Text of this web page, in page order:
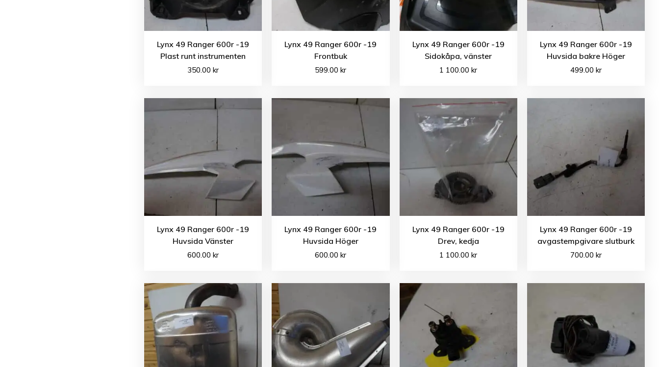
Lynx 49 Ranger 600r -19
Plast runt instrumenten
350.00kr
Lynx 49 Ranger 600r -19
Frontbuk
599.00kr
Lynx 49 Ranger 600r -19
Sidokåpa, vänster
1 100.00kr
Lynx 49 Ranger 600r -19
Huvsida bakre Höger
499.00 kr
Lynx 49 Ranger 600r -19
Huvsida Vänster
600.00kr
Lynx 49 Ranger 600r -19
Huvsida Höger
600.00kr
Lynx 49 Ranger 600r -19
Drev, kedja
1 100.00kr
Lynx 49 Ranger 600r -19
avgastempgivare slutburk
700.00 kr